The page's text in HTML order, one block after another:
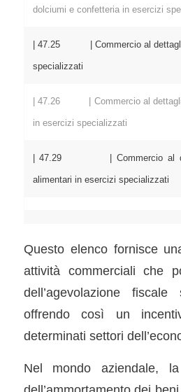
dolciumi e confetteria in esercizi
| 47.25 | Commercio al
specializzati
| 47.26 | Commercio al
in esercizi specializzati
| 47.29 | Commercio al
alimentari in esercizi specializzati
Questo elenco fornisce
attività commerciali che
dell’agevolazione fiscale
offrendo così un
determinati settori
Nel mondo aziendale,